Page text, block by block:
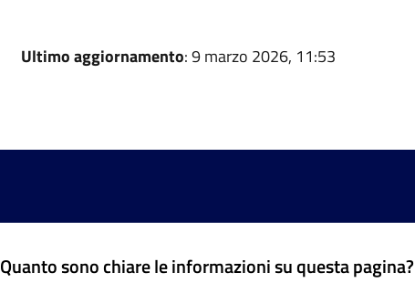
Ultimo aggiornamento: 9 marzo 2026, 11:53
Quanto sono chiare le informazioni su questa pagina?